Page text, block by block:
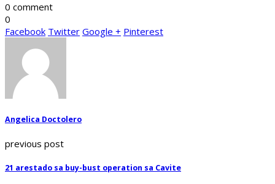
0 comment
0
Facebook Twitter Google + Pinterest
Angelica Doctolero
previous post
21 arestado sa buy-bust operation sa Cavite